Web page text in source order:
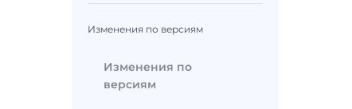
Изменения по версиям
Изменения по
версиям